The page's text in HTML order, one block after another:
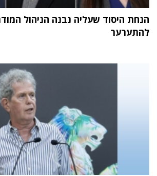
הנחת היסוד שעליה נבנה הניהול
להתערער